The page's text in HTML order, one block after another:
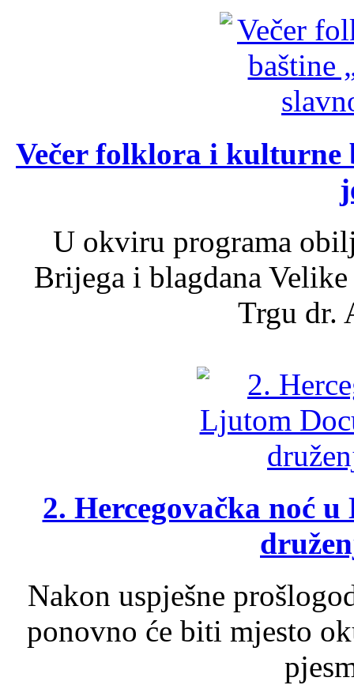
Večer folklora i kulturne
U okviru programa
Brijega i blagdana
Trgu dr.
2. Hercegovačka noć
Nakon uspješne
ponovno će biti mjesto